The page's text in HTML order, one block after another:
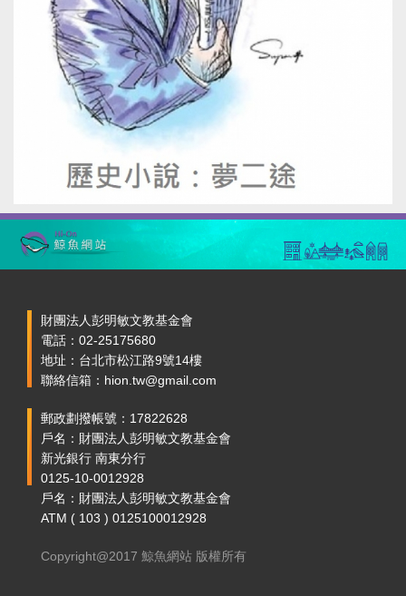
財團法人彭明敏文教基金會
電話：02-25175680
地址：台北市松江路9號14樓
聯絡信箱：hion.tw@gmail.com
郵政劃撥帳號：17822628
戶名：財團法人彭明敏文教基金會
新光銀行 南東分行
0125-10-0012928
戶名：財團法人彭明敏文教基金會
ATM ( 103 ) 0125100012928
Copyright@2017 鯨魚網站 版權所有